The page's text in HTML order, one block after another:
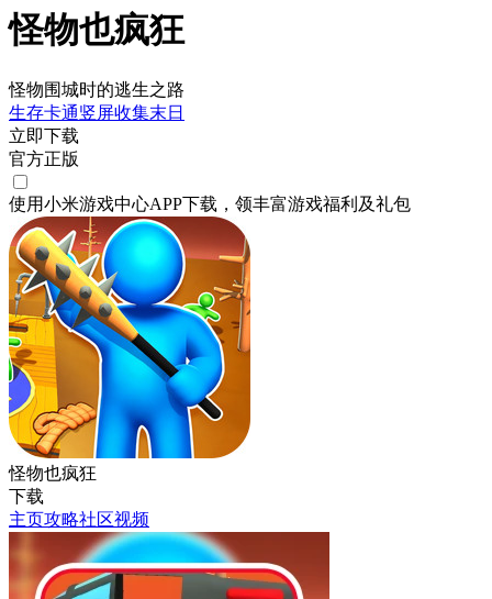
怪物也疯狂
怪物围城时的逃生之路
生存卡通竖屏收集末日
立即下载
官方正版
使用小米游戏中心APP下载 ，领丰富游戏福利 及礼包
怪物也疯狂
下载
主页攻略社区视频